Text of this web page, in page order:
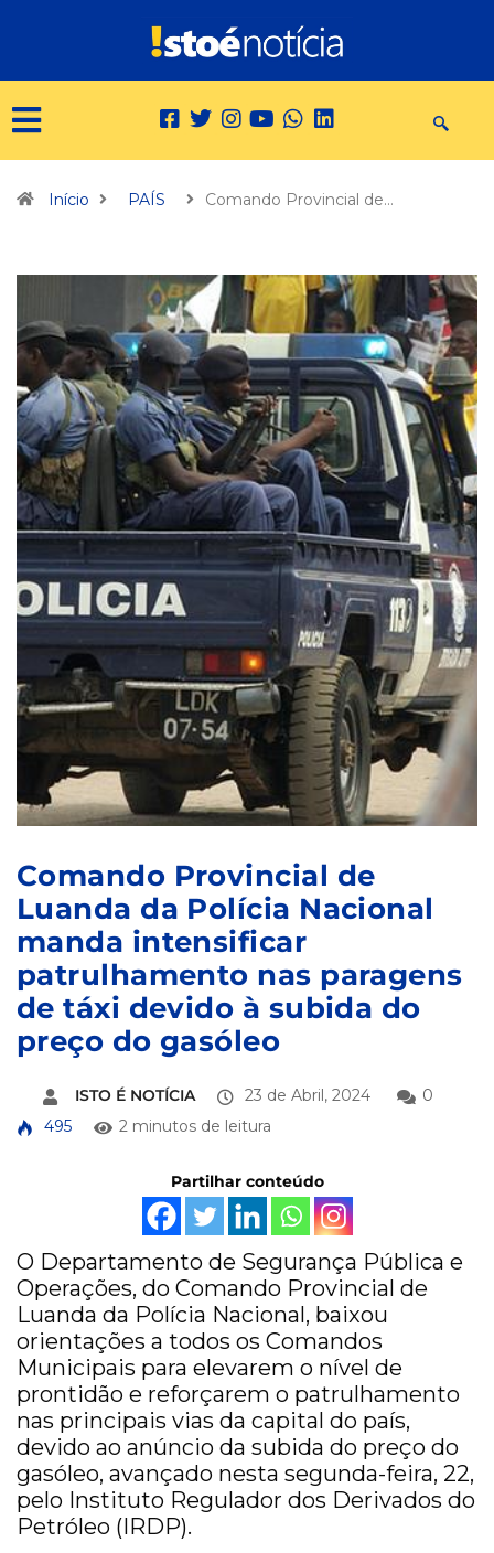
Início PAÍS Comando Provincial de…
Comando Provincial de
Luanda da Polícia Nacional
manda intensificar
patrulhamento nas paragens
de táxi devido à subida do
preço do gasóleo
ISTO É NOTÍCIA 23 de Abril, 2024
0
495
2 minutos de leitura
Partilhar conteúdo
O Departamento de Segurança Pública e
Operações, do Comando Provincial de
Luanda da Polícia Nacional, baixou
orientações a todos os Comandos
Municipais para elevarem o nível de
prontidão e reforçarem o patrulhamento
nas principais vias da capital do país,
devido ao anúncio da subida do preço do
gasóleo, avançado nesta segunda-feira, 22,
pelo Instituto Regulador dos Derivados do
Petróleo (IRDP).